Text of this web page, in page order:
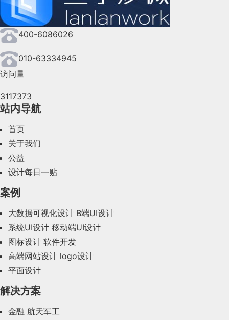
2024年8月(164)
2024年7月(107)
2024年6月(63)
2024年4月(44)
2024年2月(58)
2023年10月(14)
2023年8月(88)
2023年7月(62)
2023年6月(58)
400-6086026
010-63334945
访问量
3117373
站内导航
首页
关于我们
公益
设计每日一贴
案例
大数据可视化设计 B端UI设计
系统UI设计 移动端UI设计
图标设计 软件开发
高端网站设计 logo设计
平面设计
解决方案
金融 航天军工